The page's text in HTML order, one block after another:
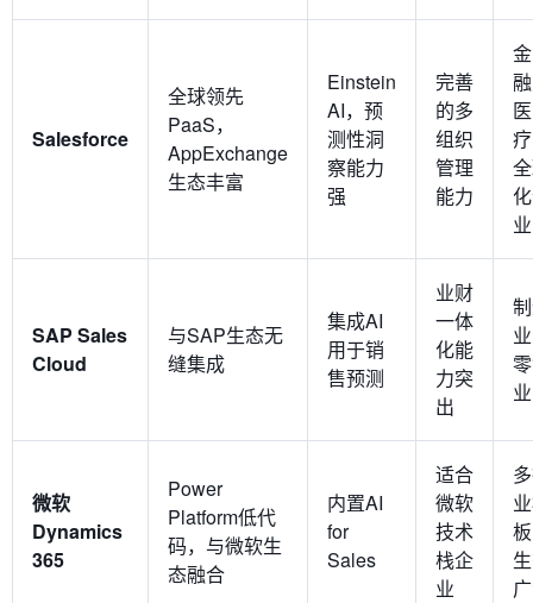
Salesforce
全球领先
PaaS，
AppExchange
生态丰富
Einstein
AI，预
测性洞
察能力
强
完善
的多
组织
管理
能力
金
医
业
SAP Sales
Cloud
与SAP生态无
缝集成
集成AI
用于销
售预测
业财
一体
化能
力突
出
业
微软
Dynamics
365
Power
Platform低代
码，与微软生
态融合
内置AI
for
Sales
适合
微软
技术
栈企
业